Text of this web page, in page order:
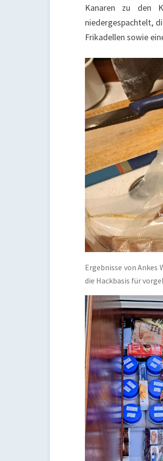
Kanaren zu den
niedergespachtelt,
Frikadellen sowie
Ergebnisse von
die Hackbasis für